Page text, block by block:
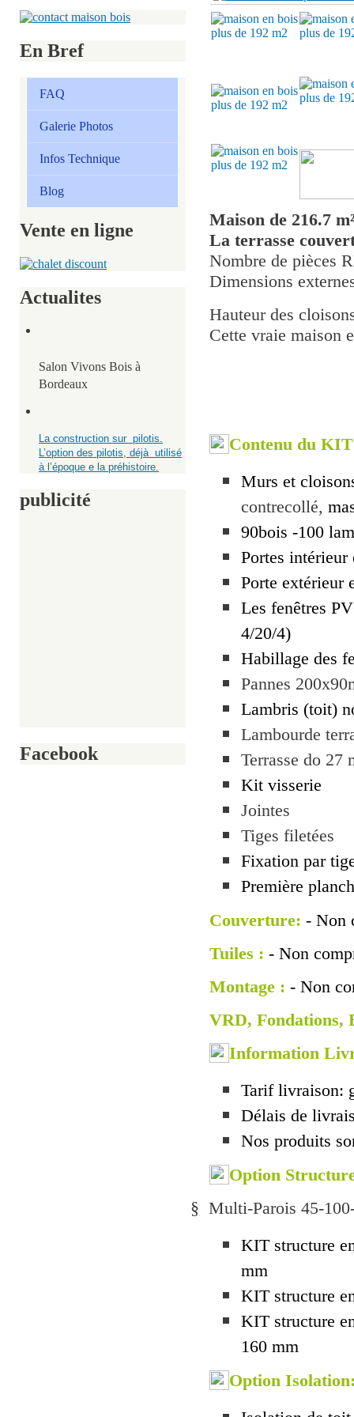
En Bref
FAQ
Galerie Photos
Infos Technique
Blog
Vente en ligne
Actualites
Salon Vivons Bois à
Bordeaux
La construction sur pilotis.
L’option des pilotis, déjà utilisé
à l’époque e la préhistoire.
publicité
Facebook
Maison de 216.7
La terrasse
Nombre de pièces
Dimensions
Hauteur des
Cette vraie maison
Contenu du
Murs et
contrecollé,
90bois -100
Portes intérieur
Porte extérieur
Les fenêtres
4/20/4)
Habillage des
Pannes
Lambris (toit)
Lambourde
Terrasse do 27
Kit visserie
Jointes
Tiges filetées
Fixation par
Première
Couverture: - Non
Tuiles : - Non
Montage : - Non
VRD, Fondations,
Information
Tarif livraison:
Délais de
Nos produits
Option
§ Multi-Parois 45-
KIT structure
mm
KIT structure
KIT structure
160 mm
Option